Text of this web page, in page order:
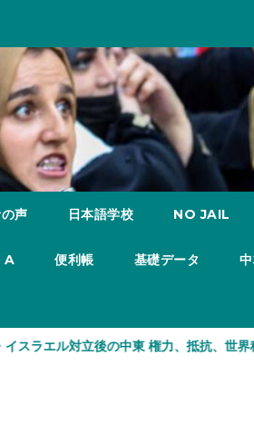
声 日本語学校 NO JAIL
A 便利帳 基礎データ
立後の中東 権力、抵抗、世界秩序を問い